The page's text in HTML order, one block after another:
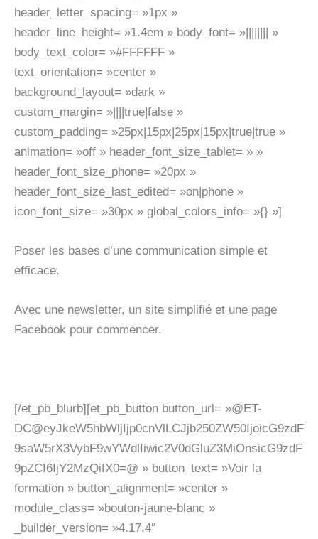
header_letter_spacing= »1px »
header_line_height= »1.4em » body_font= »|||||||| »
body_text_color= »#FFFFFF »
text_orientation= »center »
background_layout= »dark »
custom_margin= »||||true|false »
custom_padding= »25px|15px|25px|15px|true|true »
animation= »off » header_font_size_tablet= » »
header_font_size_phone= »20px »
header_font_size_last_edited= »on|phone »
icon_font_size= »30px » global_colors_info= »{} »]
Poser les bases d’une communication simple et
efficace.
Avec une newsletter, un site simplifié et une page
Facebook pour commencer.
[/et_pb_blurb][et_pb_button button_url= »@ET-
DC@eyJkeW5hbWljIjp0cnVlLCJjb250ZW50IjoicG9zdF
9saW5rX3VybF9wYWdlIiwic2V0dGluZ3MiOnsicG9zdF
9pZCI6IjY2MzQifX0=@ » button_text= »Voir la
formation » button_alignment= »center »
module_class= »bouton-jaune-blanc »
_builder_version= »4.17.4″